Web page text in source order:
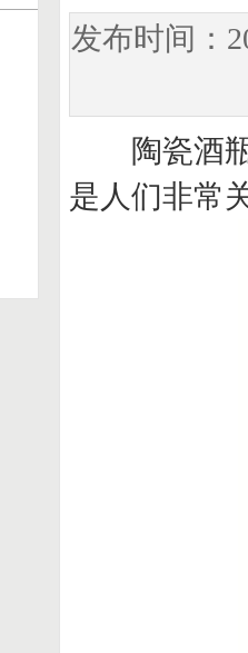
发布时间：
陶瓷酒瓶
是人们非常